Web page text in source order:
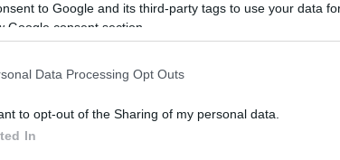
to Google and its third-party tags to use your data
Google consent section.
Data Processing Opt Outs
to opt-out of the Sharing of my personal data.
In
hogy a házasságuk előtt 5 évig jártak Josh-
Örökre együtt csináljuk ezt a dolgot, és